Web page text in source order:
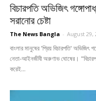
বিচারপতি অভিজিৎ
সরানোর চেষ্টা
The News Bangla - August 29,
বাংলার মানুষের 'প্রিয় বিচারপতি' অভিজিৎ
নেতা-আইনজীবী অরুণাভ ঘোষের।
করেই...